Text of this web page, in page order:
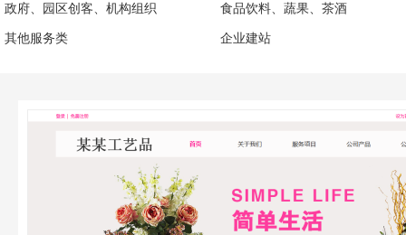
政府、园区创客、机构组织 食品饮料、蔬果、茶酒
其他服务类 企业建站